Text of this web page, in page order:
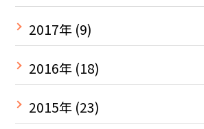
2017年 (9)
2016年 (18)
2015年 (23)